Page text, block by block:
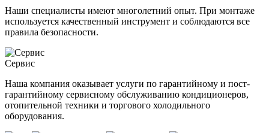
Наши специалисты имеют многолетний опыт. При монтаже
используется качественный инструмент и соблюдаются все
правила безопасности.
Сервис
Наша компания оказывает услуги по гарантийному и пост-
гарантийному сервисному обслуживанию кондиционеров,
отопительной техники и торгового холодильного
оборудования.